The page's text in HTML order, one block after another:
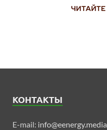
КОНТАКТЫ
E-mail: info@eenergy.media